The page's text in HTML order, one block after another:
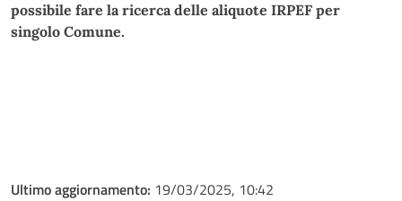
possibile fare la ricerca delle aliquote IRPEF per
singolo Comune.
Ultimo aggiornamento: 19/03/2025, 10:42